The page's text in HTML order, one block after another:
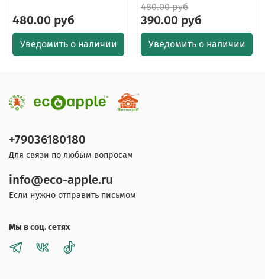
480.00 руб
Уведомить о наличии
480.00 руб
390.00 руб
Уведомить о наличии
+79036180180
Для связи по любым вопросам
info@eco-apple.ru
Если нужно отправить письмом
Мы в соц. сетях